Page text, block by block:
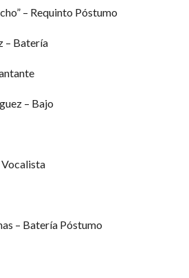
– Requinto Póstumo
– Batería
– Bajo
Vocalista
– Batería Póstumo